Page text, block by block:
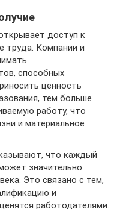
доступ к
труда. Компании и
способных
ценность
тем больше
работу, что
и материальное
что каждый
значительно
Это связано с тем,
и
работодателями.